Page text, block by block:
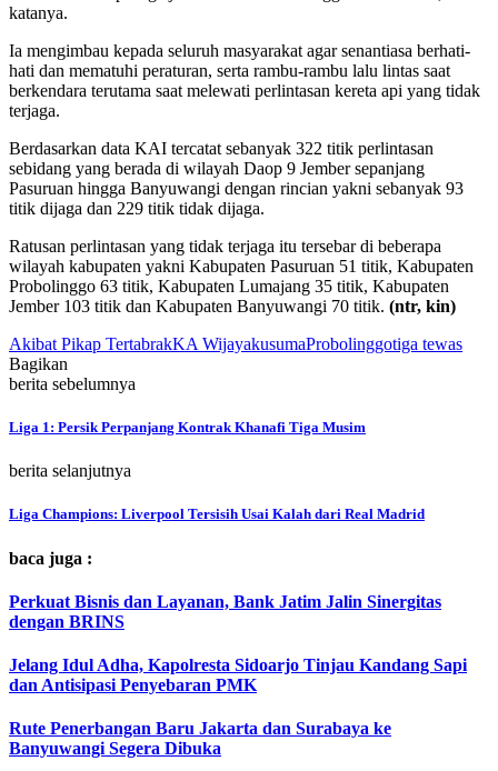
katanya.
Ia mengimbau kepada seluruh masyarakat agar senantiasa berhati-
hati dan mematuhi peraturan, serta rambu-rambu lalu lintas saat
berkendara terutama saat melewati perlintasan kereta api yang tidak
terjaga.
Berdasarkan data KAI tercatat sebanyak 322 titik perlintasan
sebidang yang berada di wilayah Daop 9 Jember sepanjang
Pasuruan hingga Banyuwangi dengan rincian yakni sebanyak 93
titik dijaga dan 229 titik tidak dijaga.
Ratusan perlintasan yang tidak terjaga itu tersebar di beberapa
wilayah kabupaten yakni Kabupaten Pasuruan 51 titik, Kabupaten
Probolinggo 63 titik, Kabupaten Lumajang 35 titik, Kabupaten
Jember 103 titik dan Kabupaten Banyuwangi 70 titik. (ntr, kin)
Akibat Pikap TertabrakKA WijayakusumaProbolinggotiga tewas
Bagikan
berita sebelumnya
Liga 1: Persik Perpanjang Kontrak Khanafi Tiga Musim
berita selanjutnya
Liga Champions: Liverpool Tersisih Usai Kalah dari Real Madrid
baca juga :
Perkuat Bisnis dan Layanan, Bank Jatim Jalin Sinergitas
dengan BRINS
Jelang Idul Adha, Kapolresta Sidoarjo Tinjau Kandang Sapi
dan Antisipasi Penyebaran PMK
Rute Penerbangan Baru Jakarta dan Surabaya ke
Banyuwangi Segera Dibuka